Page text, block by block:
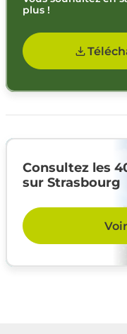
plus !
Consultez les
sur Strasbourg